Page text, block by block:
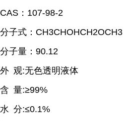
CAS ： 107-98-2
分子式： CH3CHOHCH2OCH3
分子量： 90.12
外 观:无色透明液体
含 量:≥99%
水 分:≤0.1%